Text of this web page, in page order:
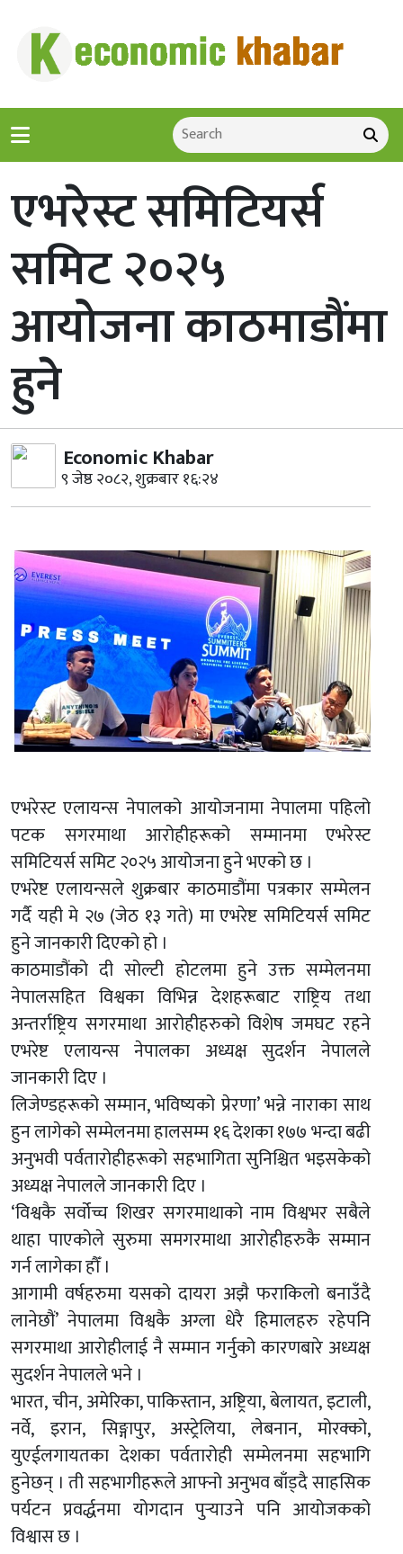
एभरेस्ट समिटियर्स
समिट २०२५
आयोजना काठमाडौंमा
हुने
Economic Khabar
९ जेष्ठ २०८२, शुक्रबार १६:२४
एभरेस्ट एलायन्स नेपालको आयोजनामा नेपालमा पहिलो
पटक सगरमाथा आरोहीहरूको सम्मानमा एभरेस्ट
समिटियर्स समिट २०२५ आयोजना हुने भएको छ ।
एभरेष्ट एलायन्सले शुक्रबार काठमाडौंमा पत्रकार सम्मेलन
गर्दै यही मे २७ (जेठ १३ गते) मा एभरेष्ट समिटियर्स समिट
हुने जानकारी दिएको हो ।
काठमाडौंको दी सोल्टी होटलमा हुने उक्त सम्मेलनमा
नेपालसहित विश्वका विभिन्न देशहरूबाट राष्ट्रिय तथा
अन्तर्राष्ट्रिय सगरमाथा आरोहीहरुको विशेष जमघट रहने
एभरेष्ट एलायन्स नेपालका अध्यक्ष सुदर्शन नेपालले
जानकारी दिए ।
लिजेण्डहरूको सम्मान, भविष्यको प्रेरणा’ भन्ने नाराका साथ
हुन लागेको सम्मेलनमा हालसम्म १६ देशका १७७ भन्दा बढी
अनुभवी पर्वतारोहीहरूको सहभागिता सुनिश्चित भइसकेको
अध्यक्ष नेपालले जानकारी दिए ।
‘विश्वकै सर्वोच्च शिखर सगरमाथाको नाम विश्वभर सबैले
थाहा पाएकोले सुरुमा समगरमाथा आरोहीहरुकै सम्मान
गर्न लागेका हौँ ।
आगामी वर्षहरुमा यसको दायरा अझै फराकिलो बनाउँदै
लानेछौं’ नेपालमा विश्वकै अग्ला धेरै हिमालहरु रहेपनि
सगरमाथा आरोहीलाई नै सम्मान गर्नुको कारणबारे अध्यक्ष
सुदर्शन नेपालले भने ।
भारत, चीन, अमेरिका, पाकिस्तान, अष्ट्रिया, बेलायत, इटाली,
नर्वे, इरान, सिङ्गापुर, अस्ट्रेलिया, लेबनान, मोरक्को,
युएईलगायतका देशका पर्वतारोही सम्मेलनमा सहभागि
हुनेछन् । ती सहभागीहरूले आफ्नो अनुभव बाँड्दै साहसिक
पर्यटन प्रवर्द्धनमा योगदान पुऱ्याउने पनि आयोजकको
विश्वास छ ।